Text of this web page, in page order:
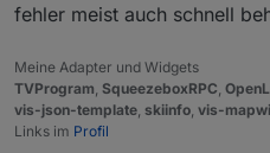
fehler meist auch schnell
Meine Adapter und Widgets
TVProgram, SqueezeboxRPC,
vis-json-template, skiinfo, vis-
Links im Profil